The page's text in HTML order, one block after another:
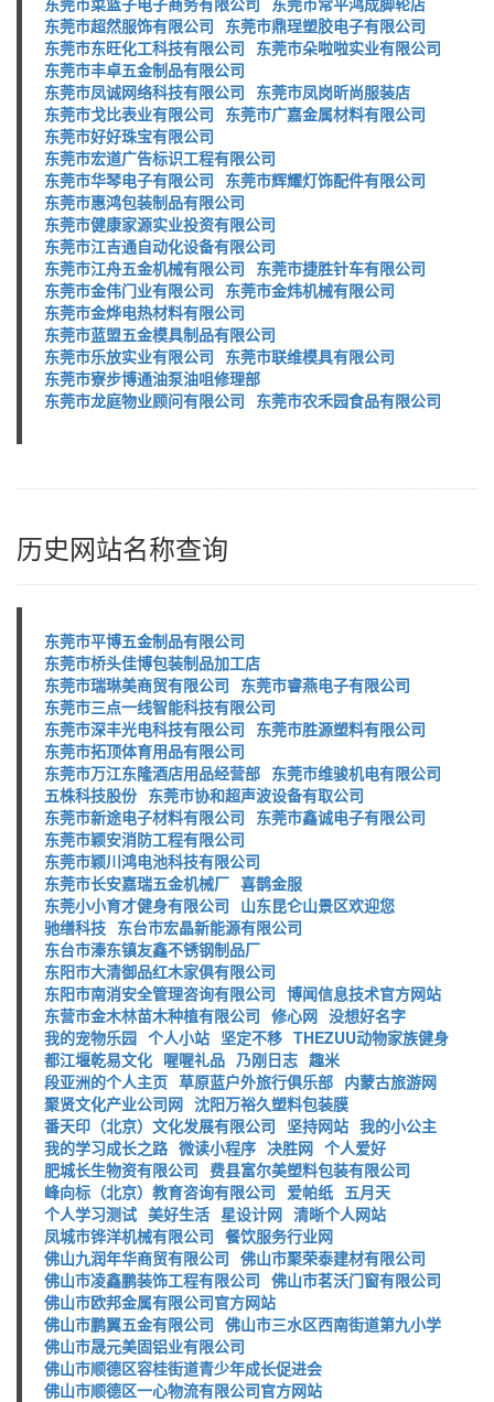
东莞市超然服饰有限公司 东莞市鼎珵塑胶电子有限公司
东莞市东旺化工科技有限公司 东莞市朵啦啦实业有限公司
东莞市丰卓五金制品有限公司
东莞市凤诚网络科技有限公司 东莞市凤岗昕尚服装店
东莞市戈比表业有限公司 东莞市广嘉金属材料有限公司
东莞市好好珠宝有限公司
东莞市宏道广告标识工程有限公司
东莞市华琴电子有限公司 东莞市辉耀灯饰配件有限公司
东莞市惠鸿包装制品有限公司
东莞市健康家源实业投资有限公司
东莞市江吉通自动化设备有限公司
东莞市江舟五金机械有限公司 东莞市捷胜针车有限公司
东莞市金伟门业有限公司 东莞市金炜机械有限公司
东莞市金烨电热材料有限公司
东莞市蓝盟五金模具制品有限公司
东莞市乐放实业有限公司 东莞市联维模具有限公司
东莞市寮步博通油泵油咀修理部
东莞市龙庭物业顾问有限公司 东莞市农禾园食品有限公司
历史网站名称查询
东莞市平博五金制品有限公司
东莞市桥头佳博包装制品加工店
东莞市瑞琳美商贸有限公司 东莞市睿燕电子有限公司
东莞市三点一线智能科技有限公司
东莞市深丰光电科技有限公司 东莞市胜源塑料有限公司
东莞市拓顶体育用品有限公司
东莞市万江东隆酒店用品经营部 东莞市维骏机电有限公司
五株科技股份 东莞市协和超声波设备有取公司
东莞市新途电子材料有限公司 东莞市鑫诚电子有限公司
东莞市颖安消防工程有限公司
东莞市颖川鸿电池科技有限公司
东莞市长安嘉瑞五金机械厂 喜鹊金服
东莞小小育才健身有限公司 山东昆仑山景区欢迎您
驰缮科技 东台市宏晶新能源有限公司
东台市溱东镇友鑫不锈钢制品厂
东阳市大清御品红木家俱有限公司
东阳市南消安全管理咨询有限公司 博闻信息技术官方网站
东营市金木林苗木种植有限公司 修心网 没想好名字
我的宠物乐园 个人小站 坚定不移 THEZUU动物家族健身
都江堰乾易文化 喔喔礼品 乃刚日志 趣米
段亚洲的个人主页 草原蓝户外旅行俱乐部 内蒙古旅游网
聚贤文化产业公司网 沈阳万裕久塑料包装膜
番天印（北京）文化发展有限公司 坚持网站 我的小公主
我的学习成长之路 微读小程序 决胜网 个人爱好
肥城长生物资有限公司 费县富尔美塑料包装有限公司
峰向标（北京）教育咨询有限公司 爱帕纸 五月天
个人学习测试 美好生活 星设计网 清晰个人网站
凤城市铧洋机械有限公司 餐饮服务行业网
佛山九润年华商贸有限公司 佛山市聚荣泰建材有限公司
佛山市凌鑫鹏装饰工程有限公司 佛山市茗沃门窗有限公司
佛山市欧邦金属有限公司官方网站
佛山市鹏翼五金有限公司 佛山市三水区西南街道第九小学
佛山市晟元美固铝业有限公司
佛山市顺德区容桂街道青少年成长促进会
佛山市顺德区一心物流有限公司官方网站